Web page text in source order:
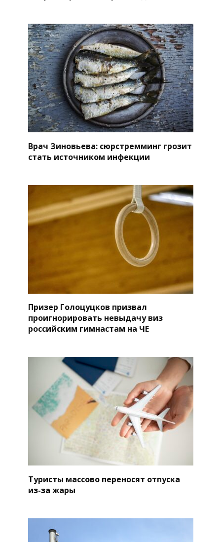
Врач Зиновьева: сюрстремминг грозит
стать источником инфекции
Призер Голоцуцков призвал
проигнорировать невыдачу виз
российским гимнастам на ЧЕ
Туристы массово переносят отпуска
из-за жары